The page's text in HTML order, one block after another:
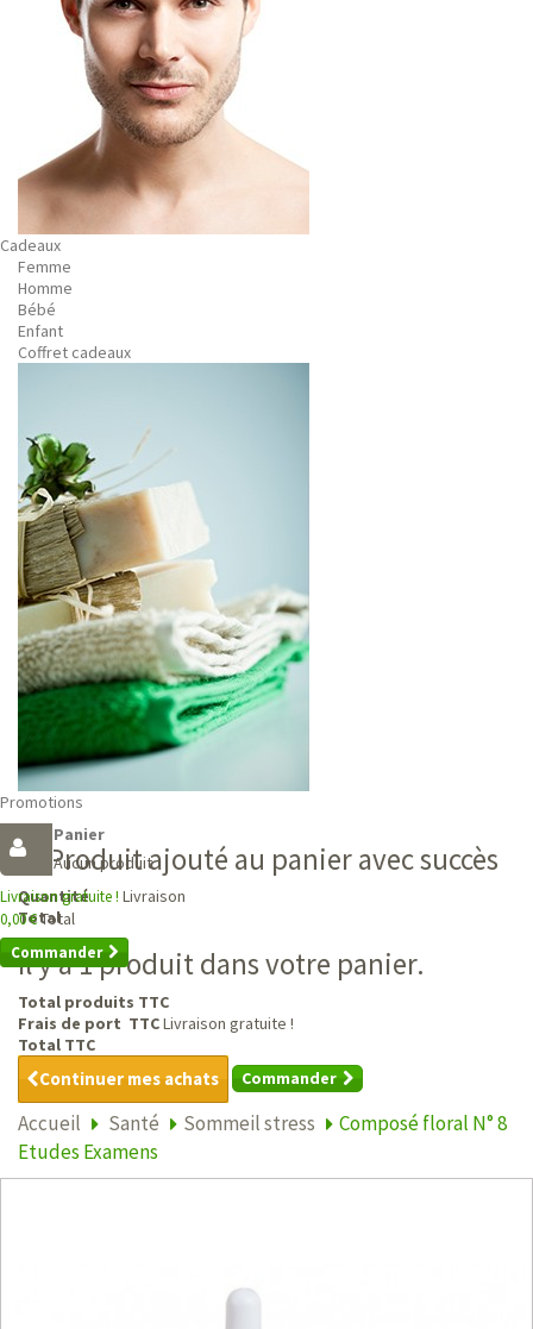
Cadeaux
Femme
Homme
Bébé
Enfant
Coffret cadeaux
Promotions
Panier
Aucun produit
Livraison gratuite ! Livraison
0,00 €Total
Commander
Produit ajouté au panier avec succès
Quantité
Total
Il y a 1 produit dans votre panier.
Total produits TTC
Frais de port TTCLivraison gratuite !
Total TTC
Continuer mes achats Commander
Accueil Santé Sommeil stress
Composé floral N° 8
Etudes Examens